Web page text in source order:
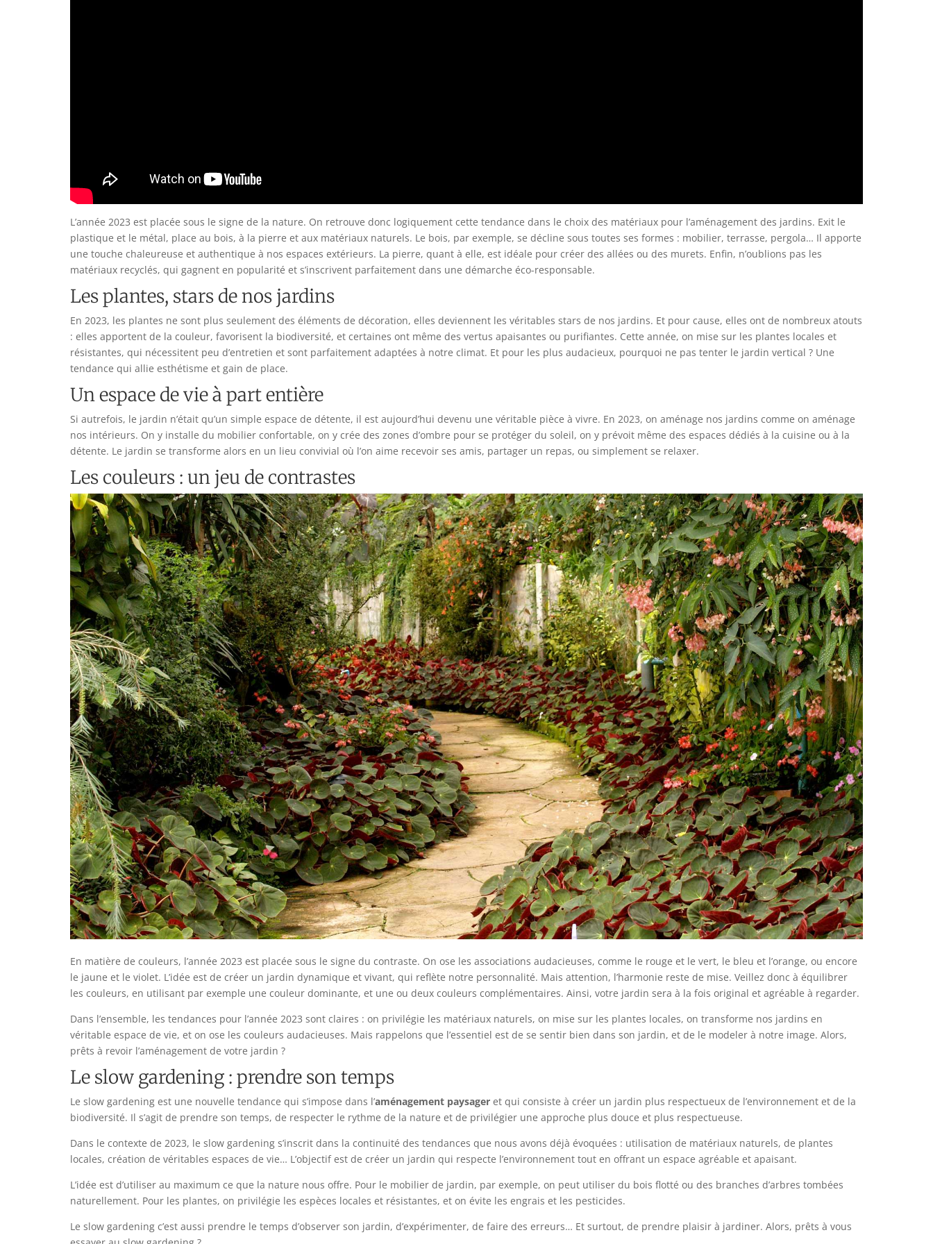
L’année 2023 est placée sous le signe de la nature. On retrouve donc logiquement cette tendance dans le choix des matériaux pour l’aménagement des jardins. Exit le
plastique et le métal, place au bois, à la pierre et aux matériaux naturels. Le bois, par exemple, se décline sous toutes ses formes : mobilier, terrasse, pergola… Il apporte
une touche chaleureuse et authentique à nos espaces extérieurs. La pierre, quant à elle, est idéale pour créer des allées ou des murets. Enfin, n’oublions pas les
matériaux recyclés, qui gagnent en popularité et s’inscrivent parfaitement dans une démarche éco-responsable.
Les plantes, stars de nos jardins
En 2023, les plantes ne sont plus seulement des éléments de décoration, elles deviennent les véritables stars de nos jardins. Et pour cause, elles ont de nombreux atouts
: elles apportent de la couleur, favorisent la biodiversité, et certaines ont même des vertus apaisantes ou purifiantes. Cette année, on mise sur les plantes locales et
résistantes, qui nécessitent peu d’entretien et sont parfaitement adaptées à notre climat. Et pour les plus audacieux, pourquoi ne pas tenter le jardin vertical ? Une
tendance qui allie esthétisme et gain de place.
Un espace de vie à part entière
Si autrefois, le jardin n’était qu’un simple espace de détente, il est aujourd’hui devenu une véritable pièce à vivre. En 2023, on aménage nos jardins comme on aménage
nos intérieurs. On y installe du mobilier confortable, on y crée des zones d’ombre pour se protéger du soleil, on y prévoit même des espaces dédiés à la cuisine ou à la
détente. Le jardin se transforme alors en un lieu convivial où l’on aime recevoir ses amis, partager un repas, ou simplement se relaxer.
Les couleurs : un jeu de contrastes
En matière de couleurs, l’année 2023 est placée sous le signe du contraste. On ose les associations audacieuses, comme le rouge et le vert, le bleu et l’orange, ou encore
le jaune et le violet. L’idée est de créer un jardin dynamique et vivant, qui reflète notre personnalité. Mais attention, l’harmonie reste de mise. Veillez donc à équilibrer
les couleurs, en utilisant par exemple une couleur dominante, et une ou deux couleurs complémentaires. Ainsi, votre jardin sera à la fois original et agréable à regarder.
Dans l’ensemble, les tendances pour l’année 2023 sont claires : on privilégie les matériaux naturels, on mise sur les plantes locales, on transforme nos jardins en
véritable espace de vie, et on ose les couleurs audacieuses. Mais rappelons que l’essentiel est de se sentir bien dans son jardin, et de le modeler à notre image. Alors,
prêts à revoir l’aménagement de votre jardin ?
Le slow gardening : prendre son temps
Le slow gardening est une nouvelle tendance qui s’impose dans l’aménagement paysageret qui consiste à créer un jardin plus respectueux de l’environnement et de la
biodiversité. Il s’agit de prendre son temps, de respecter le rythme de la nature et de privilégier une approche plus douce et plus respectueuse.
Dans le contexte de 2023, le slow gardening s’inscrit dans la continuité des tendances que nous avons déjà évoquées : utilisation de matériaux naturels, de plantes
locales, création de véritables espaces de vie… L’objectif est de créer un jardin qui respecte l’environnement tout en offrant un espace agréable et apaisant.
L’idée est d’utiliser au maximum ce que la nature nous offre. Pour le mobilier de jardin, par exemple, on peut utiliser du bois flotté ou des branches d’arbres tombées
naturellement. Pour les plantes, on privilégie les espèces locales et résistantes, et on évite les engrais et les pesticides.
Le slow gardening c’est aussi prendre le temps d’observer son jardin, d’expérimenter, de faire des erreurs… Et surtout, de prendre plaisir à jardiner. Alors, prêts à vous